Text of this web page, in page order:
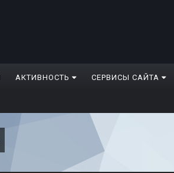
АКТИВНОСТЬ СЕРВИСЫ САЙТА